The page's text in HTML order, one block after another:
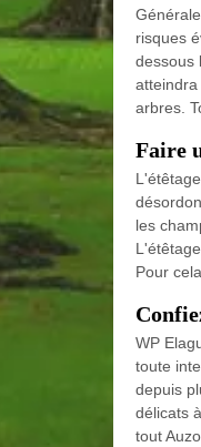
risques
dessous
arbres.
Faire
les
Pour
WP
toute
depuis
délicats
tout